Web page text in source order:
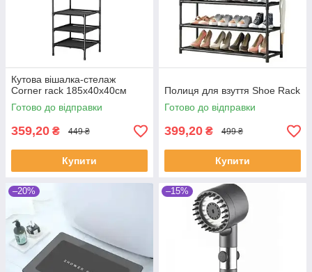
Кутова вішалка-стелаж
Corner rack 185х40х40см
Готово до відправки
359,20 ₴ 449 ₴
Купити
Полиця для взуття Shoe Rack
Готово до відправки
399,20 ₴ 499 ₴
Купити
–20% –15%